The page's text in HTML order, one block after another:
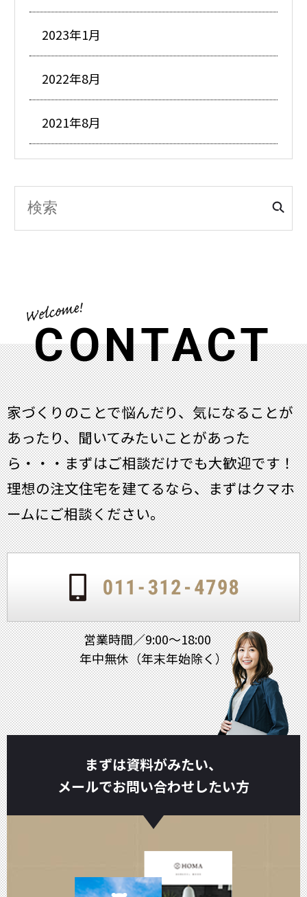
2023年1月
2022年8月
2021年8月
CONTACT
家づくりのことで悩んだり、気になることが
あったり、聞いてみたいことがあった
ら・・・まずはご相談だけでも大歓迎です！
理想の注文住宅を建てるなら、まずはクマホ
ームにご相談ください。
営業時間／9:00～18:00
年中無休（年末年始除く）
まずは資料がみたい、
メールでお問い合わせしたい方